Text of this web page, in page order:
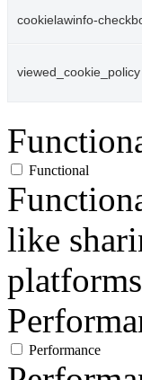
cookielawinfo-
viewed_cookie_policy
Functional
like
Performance